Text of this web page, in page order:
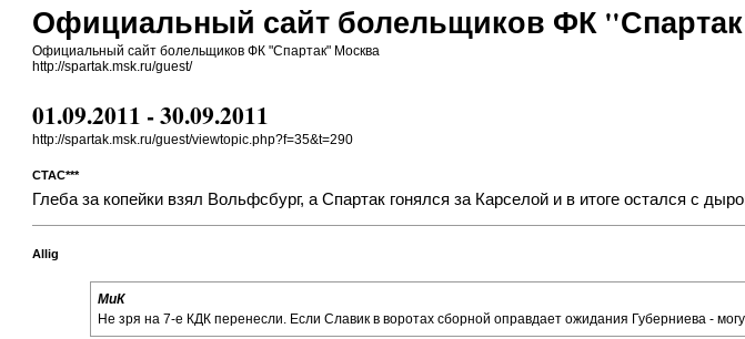
Официальный сайт болельщиков ФК
Официальный сайт болельщиков ФК "Спартак" Москва
http://spartak.msk.ru/guest/
01.09.2011 - 30.09.2011
http://spartak.msk.ru/guest/viewtopic.php?f=35&t=290
CTAC***
Глеба за копейки взял Вольфсбург, а Спартак гонялся за Карселой и в итоге остался с
Allig
МиК
Не зря на 7-е КДК перенесли. Если Славик в воротах сборной оправдает ожидания Губерниева -